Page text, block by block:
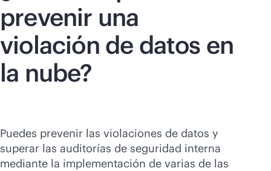
prevenir una
violación de datos en
la nube?
Puedes prevenir las violaciones de datos y
superar las auditorías de seguridad interna
mediante la implementación de varias de las